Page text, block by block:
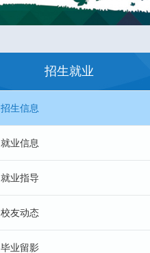
招生就业
招生信息
就业信息
就业指导
校友动态
毕业留影